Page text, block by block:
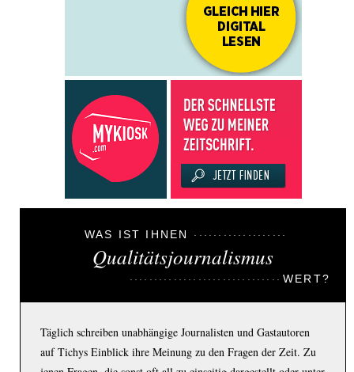
WAS IST IHNEN
Qualitätsjournalismus
WERT?
Täglich schreiben unabhängige Journalisten und Gastautoren
auf Tichys Einblick ihre Meinung zu den Fragen der Zeit. Zu